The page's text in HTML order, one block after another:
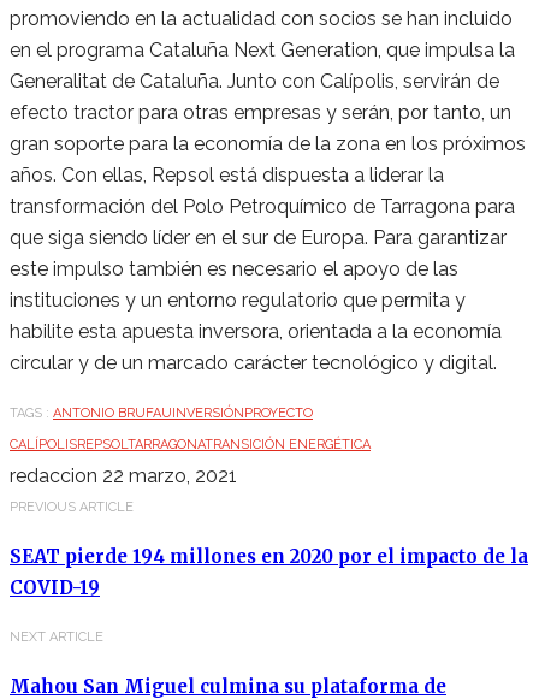
promoviendo en la actualidad con socios se han incluido
en el programa Cataluña Next Generation, que impulsa la
Generalitat de Cataluña. Junto con Calípolis, servirán de
efecto tractor para otras empresas y serán, por tanto, un
gran soporte para la economía de la zona en los próximos
años. Con ellas, Repsol está dispuesta a liderar la
transformación del Polo Petroquímico de Tarragona para
que siga siendo líder en el sur de Europa. Para garantizar
este impulso también es necesario el apoyo de las
instituciones y un entorno regulatorio que permita y
habilite esta apuesta inversora, orientada a la economía
circular y de un marcado carácter tecnológico y digital.
TAGS : ANTONIO BRUFAUINVERSIÓNPROYECTO
CALÍPOLISREPSOL TARRAGONATRANSICIÓN ENERGÉTICA
redaccion 22 marzo, 2021
PREVIOUS ARTICLE
SEAT pierde 194 millones en 2020 por el impacto de la
COVID-19
NEXT ARTICLE
Mahou San Miguel culmina su plataforma de